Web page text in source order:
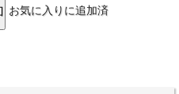
お気に入りに追加済